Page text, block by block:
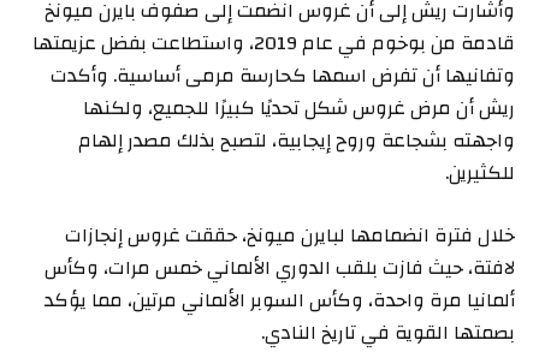
وأشارت ريش إلى أن غروس انضمت إلى صفوف بايرن ميونخ
قادمة من بوخوم في عام 2019، واستطاعت بفضل عزيمتها
وتفانيها أن تفرض اسمها كحارسة مرمى أساسية. وأكدت
ريش أن مرض غروس شكل تحديًا كبيرًا للجميع، ولكنها
واجهته بشجاعة وروح إيجابية، لتصبح بذلك مصدر إلهام
للكثيرين.
خلال فترة انضمامها لبايرن ميونخ، حققت غروس إنجازات
لافتة، حيث فازت بلقب الدوري الألماني خمس مرات، وكأس
ألمانيا مرة واحدة، وكأس السوبر الألماني مرتين، مما يؤكد
بصمتها القوية في تاريخ النادي.